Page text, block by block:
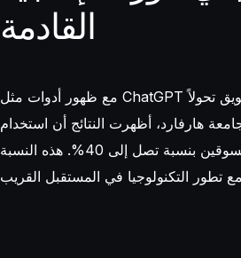
القادمة
مع ظهور أدوات مثل ChatGPT وغيرها من تقنيات الذكاء الاصطناعي التوليدي، يشهد قطاع التسويق تحولاً
هارفارد، أظهرت النتائج أن استخدام
الذكاء الاصطناعي التوليدي يمكن أن يعزز الأداء الإبداعي للمسوقين بنسبة تصل إلى 40%. هذه النسبة